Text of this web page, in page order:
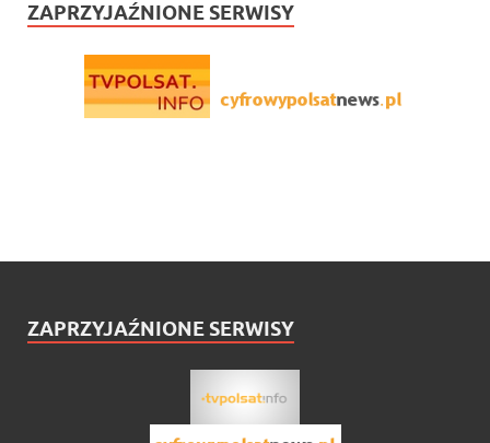
ZAPRZYJAŹNIONE SERWISY
ZAPRZYJAŹNIONE SERWISY